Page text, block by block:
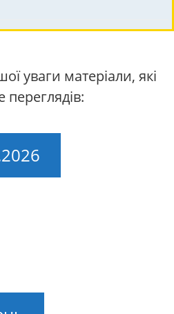
уваги матеріали, які